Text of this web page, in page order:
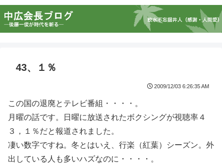
43、１％
2009/12/03 6:26:35 AM
この国の退廃とテレビ番組・・・・。
月曜の話です。日曜に放送されたボクシングが視聴率４
３，１％だと報道されました。
凄い数字ですね。冬とはいえ、行楽（紅葉）シーズン。外
出している人も多いハズなのに・・・・。